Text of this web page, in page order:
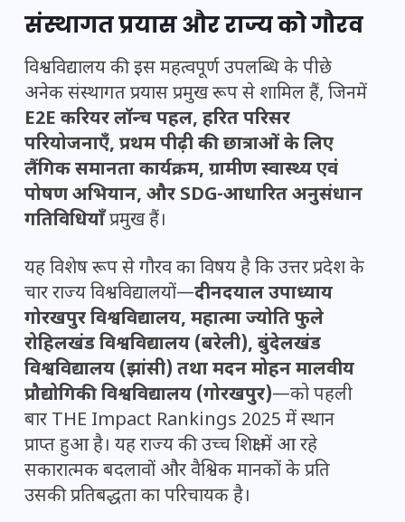
संस्थागत प्रयास और राज्य को गौरव
विश्वविद्यालय की इस महत्वपूर्ण उपलब्धि के पीछे
अनेक संस्थागत प्रयास प्रमुख रूप से शामिल हैं, जिनमें
E2E करियर लॉन्च पहल, हरित परिसर
परियोजनाएँ, प्रथम पीढ़ी की छात्राओं के लिए
लैंगिक समानता कार्यक्रम, ग्रामीण स्वास्थ्य एवं
पोषण अभियान, और SDG-आधारित अनुसंधान
गतिविधियाँप्रमुख हैं।
यह विशेष रूप से गौरव का विषय है कि उत्तर प्रदेश के
चार राज्य विश्वविद्यालयों—दीनदयाल उपाध्याय
गोरखपुर विश्वविद्यालय, महात्मा ज्योति फुले
रोहिलखंड विश्वविद्यालय (बरेली), बुंदेलखंड
विश्वविद्यालय (झांसी) तथा मदन मोहन मालवीय
प्रौद्योगिकी विश्वविद्यालय (गोरखपुर)—को पहली
बार THE Impact Rankings 2025 में स्थान
प्राप्त हुआ है। यह राज्य की उच्च शिक्षा में आ रहे
सकारात्मक बदलावों और वैश्विक मानकों के प्रति
उसकी प्रतिबद्धता का परिचायक है।